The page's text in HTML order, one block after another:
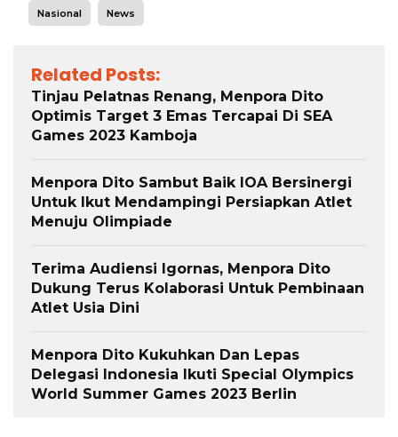
Nasional News
Related Posts:
Tinjau Pelatnas Renang, Menpora Dito
Optimis Target 3 Emas Tercapai Di SEA
Games 2023 Kamboja
Menpora Dito Sambut Baik IOA Bersinergi
Untuk Ikut Mendampingi Persiapkan Atlet
Menuju Olimpiade
Terima Audiensi Igornas, Menpora Dito
Dukung Terus Kolaborasi Untuk Pembinaan
Atlet Usia Dini
Menpora Dito Kukuhkan Dan Lepas
Delegasi Indonesia Ikuti Special Olympics
World Summer Games 2023 Berlin